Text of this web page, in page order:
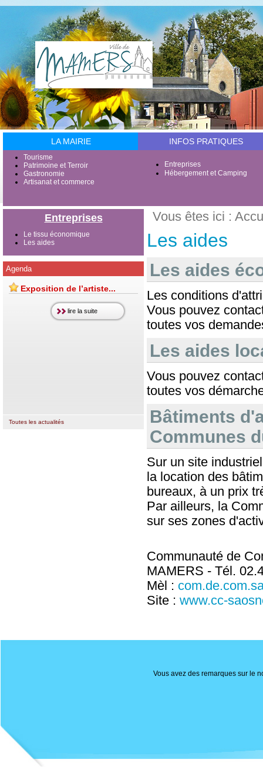
LA MAIRIE INFOS PRATIQUES
Tourisme
Patrimoine et Terroir
Gastronomie
Artisanat et commerce
Hébergement et Camping
Entreprises
Vous êtes ici :
Les aides
Les aides
Les conditions
Vous pouvez
toutes vos
Les aides
Vous pouvez
toutes vos
Bâtiments
Communes
Sur un site
la location des
bureaux, à un prix
Par ailleurs, la
sur ses zones
Communauté de
MAMERS - Tél.
Mèl :
Site : www.cc-
Entreprises
Le tissu économique
Les aides
Agenda
Exposition de l’artiste...
lire la suite
Toutes les actualités
Vous avez des remarques sur le